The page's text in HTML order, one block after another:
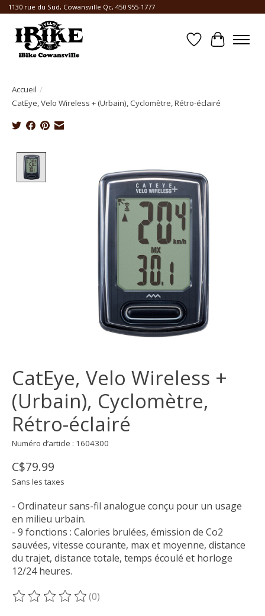
1130 rue du Sud, Cowansville Qc, 450 955-1777
Liste dePanier
Accueil /
CatEye, Velo Wireless + (Urbain), Cyclomètre, Rétro-éclairé
CatEye, Velo Wireless +
(Urbain), Cyclomètre,
Rétro-éclairé
Numéro d’article : 1604300
C$79.99
Sans les taxes
- Ordinateur sans-fil analogue conçu pour un usage
en milieu urbain.
- 9 fonctions : Calories brulées, émission de Co2
sauvées, vitesse courante, max et moyenne, distance
du trajet, distance totale, temps écoulé et horloge
12/24 heures.
Ce produit est évalué à
(0)